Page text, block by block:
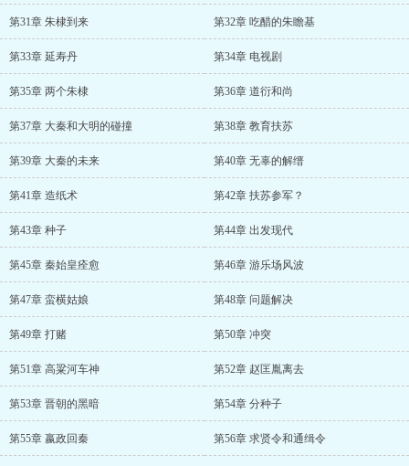
第31章 朱棣到来 第32章 吃醋的朱瞻基
第33章 延寿丹 第34章 电视剧
第35章 两个朱棣 第36章 道衍和尚
第37章 大秦和大明的碰撞 第38章 教育扶苏
第39章 大秦的未来 第40章 无辜的解缙
第41章 造纸术 第42章 扶苏参军？
第43章 种子 第44章 出发现代
第45章 秦始皇痊愈 第46章 游乐场风波
第47章 蛮横姑娘 第48章 问题解决
第49章 打赌 第50章 冲突
第51章 高粱河车神 第52章 赵匡胤离去
第53章 晋朝的黑暗 第54章 分种子
第55章 嬴政回秦 第56章 求贤令和通缉令